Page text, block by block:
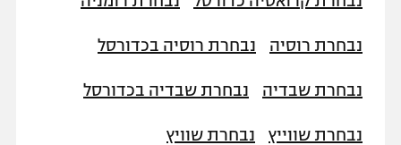
נבחרת רוסיה נבחרת רוסיה בכדורסל
נבחרת שבדיה נבחרת שבדיה בכדורסל
נבחרת שווייץ נבחרת שוויץ